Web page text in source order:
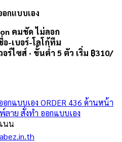
กแบบเอง
คมชัด ไม่ลอก
-เบอร์-โลโก้ทีม
อร์ไซส์ · ขั้นต่ำ 5 ตัว เริ่ม ฿310/
ลาย สั่งทำ ออกแบบเอง
นน